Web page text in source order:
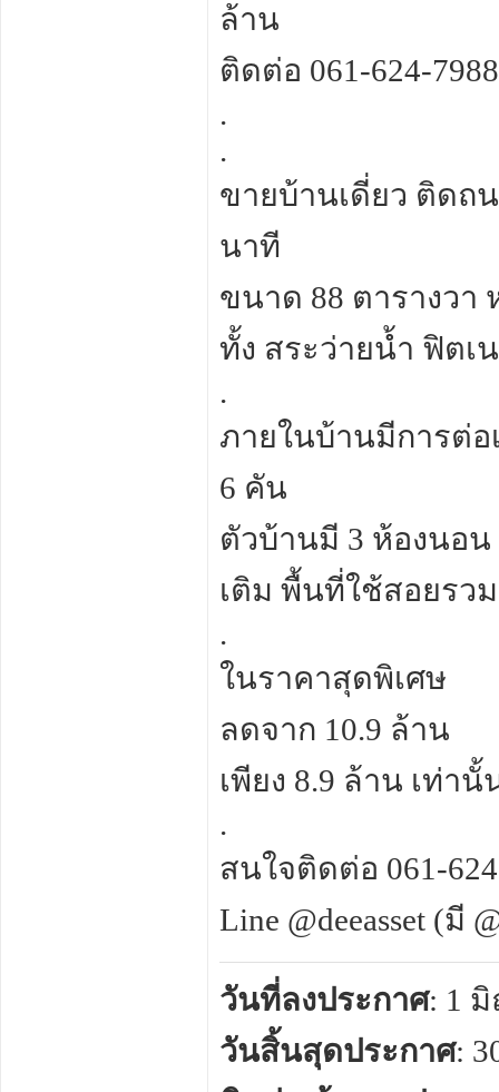
ล้าน
ติดต่อ 061-624-7988
.
.
ขายบ้านเดี่ยว ติดถ
นาที
ขนาด 88 ตารางวา
ทั้ง สระว่ายน้ำ ฟิต
.
ภายในบ้านมีการต่อ
6 คัน
ตัวบ้านมี 3 ห้องนอน
เติม พื้นที่ใช้สอยรว
.
ในราคาสุดพิเศษ
ลดจาก 10.9 ล้าน
เพียง 8.9 ล้าน เท่านั้
.
สนใจติดต่อ 061-
Line @deeasset (มี
วันที่ลงประกาศ: 1
วันสิ้นสุดประกาศ: